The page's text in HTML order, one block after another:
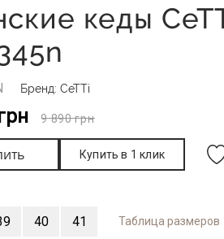
кеды
Бренд: CeTTi
9 890грн
Купить в 1 клик
40 41 Таблица размеров